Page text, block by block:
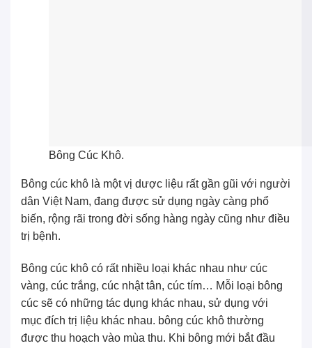
Bông Cúc Khô.
Bông cúc khô là một vị dược liệu rất gần gũi với người
dân Việt Nam, đang được sử dụng ngày càng phổ
biến, rộng rãi trong đời sống hàng ngày cũng như điều
trị bệnh.
Bông cúc khô có rất nhiều loại khác nhau như cúc
vàng, cúc trắng, cúc nhật tân, cúc tím… Mỗi loại bông
cúc sẽ có những tác dụng khác nhau, sử dụng với
mục đích trị liệu khác nhau. bông cúc khô thường
được thu hoạch vào mùa thu. Khi bông mới bắt đầu